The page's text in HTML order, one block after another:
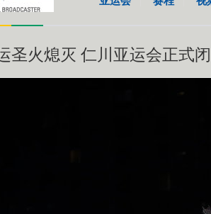
圣火熄灭 仁川亚运会正式